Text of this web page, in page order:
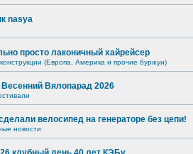
nasya
просто лаконичный хайрейсер
(Европа, Америка и прочие буржуи)
Весенний Вялопарад 2026
велосипед на генераторе без цепи!
новости